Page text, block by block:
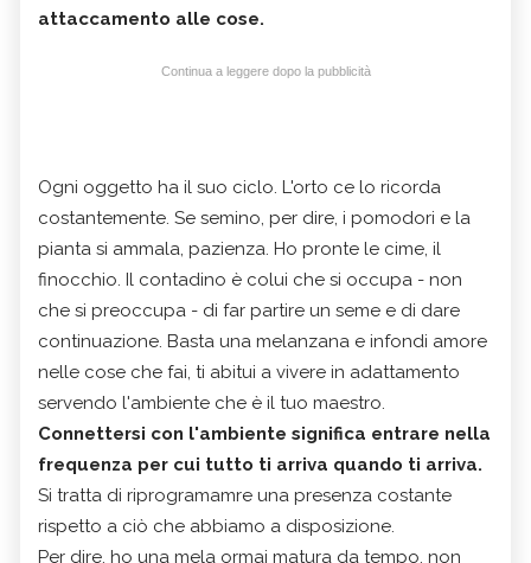
attaccamento alle cose.
Continua a leggere dopo la pubblicità
Ogni oggetto ha il suo ciclo. L'orto ce lo ricorda
costantemente. Se semino, per dire, i pomodori e la
pianta si ammala, pazienza. Ho pronte le cime, il
finocchio. Il contadino è colui che si occupa - non
che si preoccupa - di far partire un seme e di dare
continuazione. Basta una melanzana e infondi amore
nelle cose che fai, ti abitui a vivere in adattamento
servendo l'ambiente che è il tuo maestro.
Connettersi con l'ambiente significa entrare nella
frequenza per cui tutto ti arriva quando ti arriva.
Si tratta di riprogramamre una presenza costante
rispetto a ciò che abbiamo a disposizione.
Per dire, ho una mela ormai matura da tempo, non